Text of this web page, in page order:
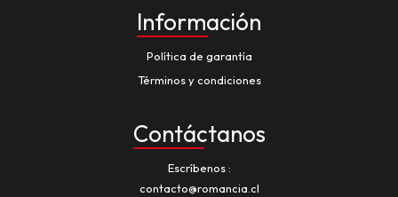
Información
Política de garantía
Términos y condiciones
Contáctanos
Escríbenos
contacto@romancia.cl